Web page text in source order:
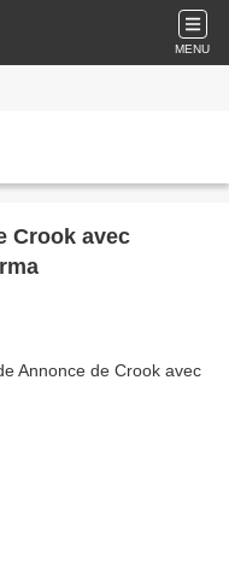
MENU
Crook avec